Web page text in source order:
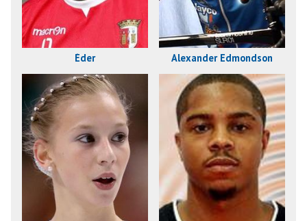
Éder Alexander Edmondson